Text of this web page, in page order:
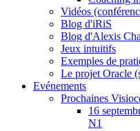
Vidéos
Blog d'iRiS
Blog d'Alexis
Jeux intuitifs
Exemples de
Le projet Oracle
Evénements
Prochaines
16
N1